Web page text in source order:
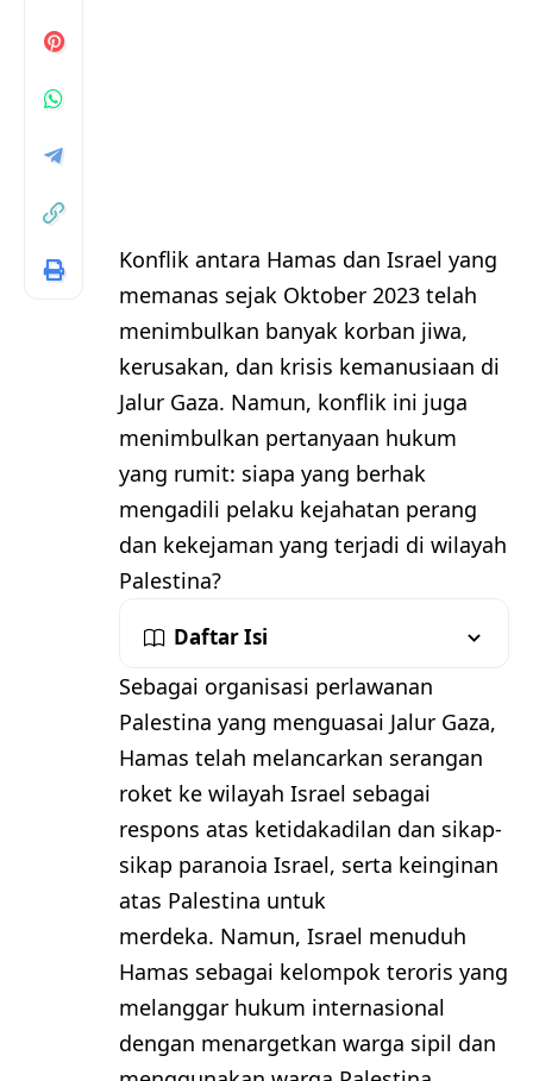
Konflik antara Hamas dan Israel yang
memanas sejak Oktober 2023 telah
menimbulkan banyak korban jiwa,
kerusakan, dan krisis kemanusiaan di
Jalur Gaza. Namun, konflik ini juga
menimbulkan pertanyaan hukum
yang rumit: siapa yang berhak
mengadili pelaku kejahatan perang
dan kekejaman yang terjadi di wilayah
Palestina?
Daftar Isi
Sebagai organisasi perlawanan
Palestina yang menguasai Jalur Gaza,
Hamas telah melancarkan serangan
roket ke wilayah Israel sebagai
respons atas ketidakadilan dan sikap-
sikap paranoia Israel, serta keinginan
atas Palestina untuk
merdeka. Namun, Israel menuduh
Hamas sebagai kelompok teroris yang
melanggar hukum internasional
dengan menargetkan warga sipil dan